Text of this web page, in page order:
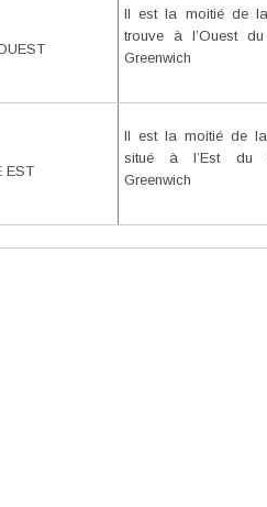
Il est la moitié de
trouve à l’Ouest
Greenwich
EST
Il est la moitié de
situé à l’Est du
Greenwich